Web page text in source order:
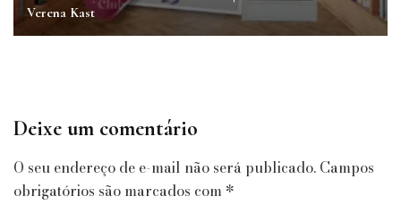
Verena Kast
Deixe um comentário
O seu endereço de e-mail não será publicado. Campos
obrigatórios são marcados com *